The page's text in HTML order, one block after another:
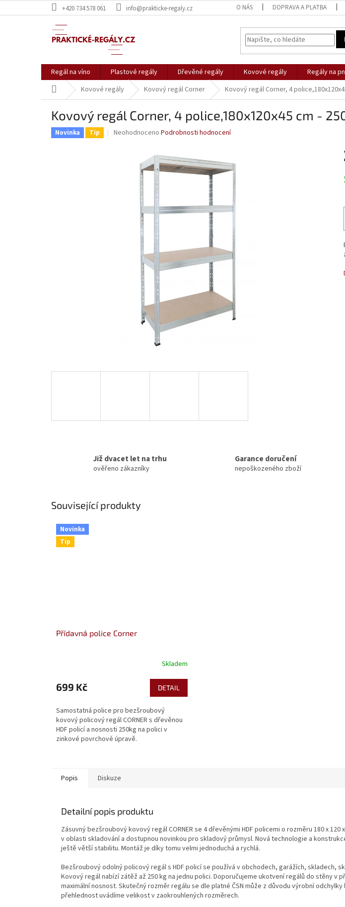
na
+420 734 578 061 info@prakticke-regaly.cz O NÁS DOPRAVA A PLATBA
Regál na víno Plastové regály Dřevěné regály Kovové regály Regály na
Domů Kovové regály Kovový regál Corner Kovový regál Corner, 4
Kovový regál Corner, 4 police,180x120x45 cm -
Novinka Tip
Průměrné
hvězdiček.
Neohodnoceno Podrobnosti hodnocení
Již dvacet let na trhu
ověřeno zákazníky
Garance doručení
nepoškozeného zboží
Související produkty
Novinka
Tip
Přídavná police Corner
Skladem
699 Kč DETAIL
Samostatná police pro bezšroubový
kovový policový regál CORNER s dřevěnou
HDF policí a nosnosti 250kg na polici v
zinkové povrchové úpravě.
Popis Diskuze
Detailní popis produktu
Zásuvný bezšroubový kovový regál CORNER se 4 dřevěnými HDF policemi o rozměru 180 x
v oblasti skladování a dostupnou novinkou pro skladový průmysl. Nová technologie a
ještě větší stabilitu. Montáž je díky tomu velmi jednoduchá a rychlá.
Bezšroubový odolný policový regál s HDF policí se používá v obchodech, garážích, skladech,
Kovový regál nabízí zátěž až 250 kg na jednu polici. Doporučujeme ukotvení regálů do stěny v
maximální nosnost. Skutečný rozměr regálu se dle platné ČSN může z důvodu výrobní odchylky
přehlednost uvádíme velikost v zaokrouhlených rozměrech.